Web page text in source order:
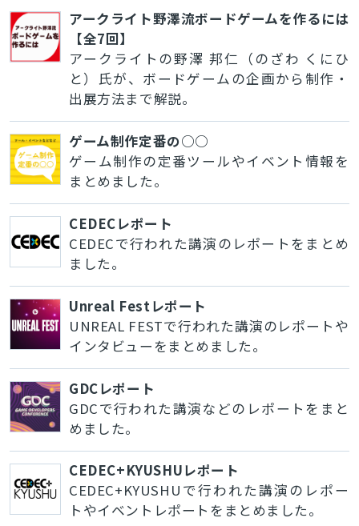
アークライト野澤流ボードゲームを作るには
【全7回】
アークライトの野澤 邦仁（のざわ くにひ
と）氏が、ボードゲームの企画から制作・
出展方法まで解説。
ゲーム制作定番の○○
ゲーム制作の定番ツールやイベント情報を
まとめました。
CEDECレポート
CEDECで行われた講演のレポートをまとめ
ました。
Unreal Festレポート
UNREAL FESTで行われた講演のレポートや
インタビューをまとめました。
GDCレポート
GDCで行われた講演などのレポートをまと
めました。
CEDEC+KYUSHUレポート
CEDEC+KYUSHUで行われた講演のレポー
トやイベントレポートをまとめました。